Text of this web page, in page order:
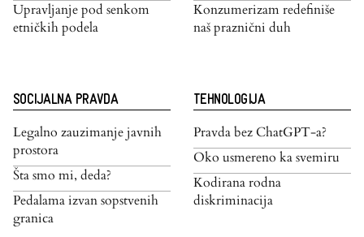
Upravljanje pod senkom
etničkih podela
Konzumerizam redefiniše
naš praznični duh
SOCIJALNA PRAVDA
Legalno zauzimanje javnih
prostora
Šta smo mi, deda?
Pedalama izvan sopstvenih
granica
TEHNOLOGIJA
Pravda bez ChatGPT-a?
Oko usmereno ka svemiru
Kodirana rodna
diskriminacija